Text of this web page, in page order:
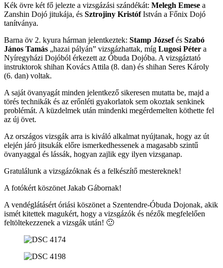
Kék övre két fő jelezte a vizsgázási szándékát: Melegh Emese a
Zanshin Dojó jitukája, és Sztrojiny KristófIstván a Főnix Dojó
tanítványa.
Barna öv 2. kyura hárman jelentkeztek: Stamp Józsefés Szabó
János Tamás „hazai pályán” vizsgázhattak, míg Lugosi Péter a
Nyíregyházi Dojóból érkezett az Óbuda Dojóba. A vizsgáztató
instruktorok shihan Kovács Attila (8. dan) és shihan Seres Károly
(6. dan) voltak.
A saját övanyagát minden jelentkező sikeresen mutatta be, majd a
törés technikák és az erőnléti gyakorlatok sem okoztak senkinek
problémát. A küzdelmek után mindenki megérdemelten köthette fel
az új övet.
Az országos vizsgák arra is kiváló alkalmat nyújtanak, hogy az út
elején járó jitsukák előre ismerkedhessenek a magasabb szintű
övanyaggal és lássák, hogyan zajlik egy ilyen vizsganap.
Gratulálunk a vizsgázóknak és a felkészítő mestereknek!
A fotókért köszönet Jakab Gábornak!
A vendéglátásért óriási köszönet a Szentendre-Óbuda Dojonak, akik
ismét kitettek magukért, hogy a vizsgázók és nézők megfelelően
feltöltekezzenek a vizsgák után! 🙂